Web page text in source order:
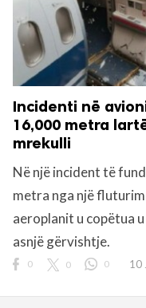
Incidenti në
16,000 metra
mrekulli
Në një incident të
metra nga një
aeroplanit u copëtua
asnjë gërvishtje.
0 0 0 10